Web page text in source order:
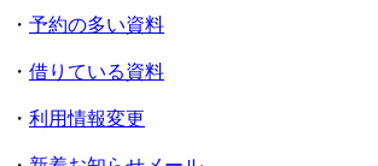
・ 予約の多い資料
・ 借りている資料
・ 利用情報変更